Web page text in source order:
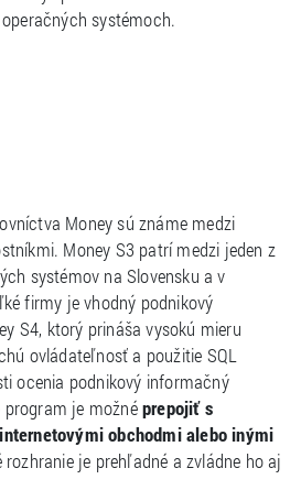
systémoch.
Money sú známe medzi
Money S3 patrí medzi jeden z
systémov na Slovensku a v
firmy je vhodný podnikový
S4, ktorý prináša vysokú mieru
ovládateľnosť a použitie SQL
ocenia podnikový informačný
program je možnéprepojiť s
obchodmi alebo inými
rozhranie je prehľadné a zvládne ho aj